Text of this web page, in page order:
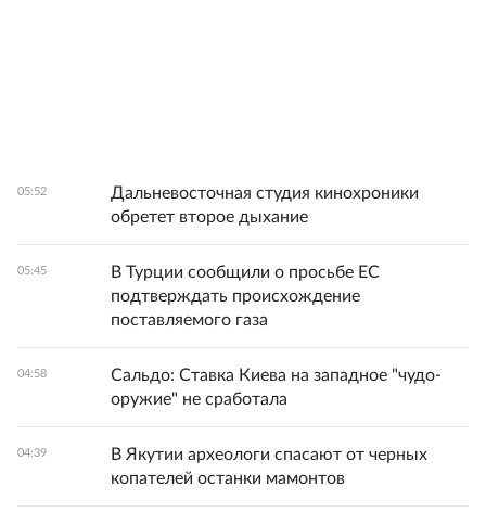
05:52
Дальневосточная студия кинохроники
обретет второе дыхание
05:45
В Турции сообщили о просьбе ЕС
подтверждать происхождение
поставляемого газа
04:58
Сальдо: Ставка Киева на западное "чудо-
оружие" не сработала
04:39
В Якутии археологи спасают от черных
копателей останки мамонтов